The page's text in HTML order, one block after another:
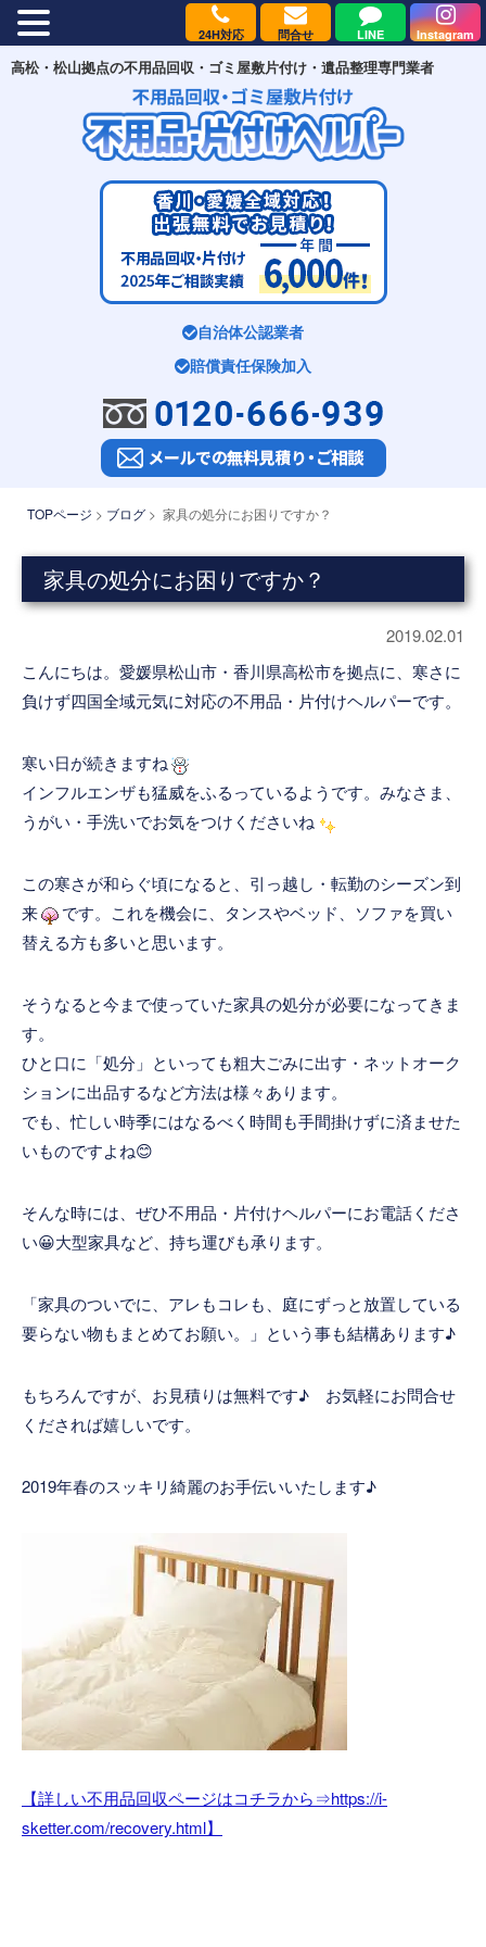
高松・松山拠点の不用品回収・ゴミ屋敷片付け・遺品整理専門業者
自治体公認業者
賠償責任保険加入
24H対応 問合せ LINE Instagram
TOPページ > ブログ > 家具の処分にお困りですか？
家具の処分にお困りですか？
2019.02.01
こんにちは。愛媛県松山市・香川県高松市を拠点に、寒さに
負けず四国全域元気に対応の不用品・片付けヘルパーです。
寒い日が続きますね
インフルエンザも猛威をふるっているようです。みなさま、
うがい・手洗いでお気をつけくださいね
この寒さが和らぐ頃になると、引っ越し・転勤のシーズン到
来
です。これを機会に、タンスやベッド、ソファを買い
替える方も多いと思います。
そうなると今まで使っていた家具の処分が必要になってきま
す。
ひと口に「処分」といっても粗大ごみに出す・ネットオーク
ションに出品するなど方法は様々あります。
でも、忙しい時季にはなるべく時間も手間掛けずに済ませた
いものですよね😊
そんな時には、ぜひ不用品・片付けヘルパーにお電話くださ
い😀大型家具など、持ち運びも承ります。
「家具のついでに、アレもコレも、庭にずっと放置している
要らない物もまとめてお願い。」という事も結構あります♪
もちろんですが、お見積りは無料です♪ お気軽にお問合せ
くだされば嬉しいです。
2019年春のスッキリ綺麗のお手伝いいたします♪
【詳しい不用品回収ページはコチラから⇒https://i-
sketter.com/recovery.html】
MENU